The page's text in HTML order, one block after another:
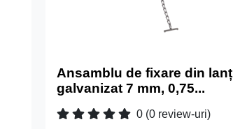
Ansamblu de fixare din lanț
galvanizat 7 mm, 0,75...
0 (0 review-uri)